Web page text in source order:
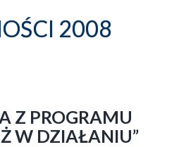
2008
Z PROGRAMU
W DZIAŁANIU”